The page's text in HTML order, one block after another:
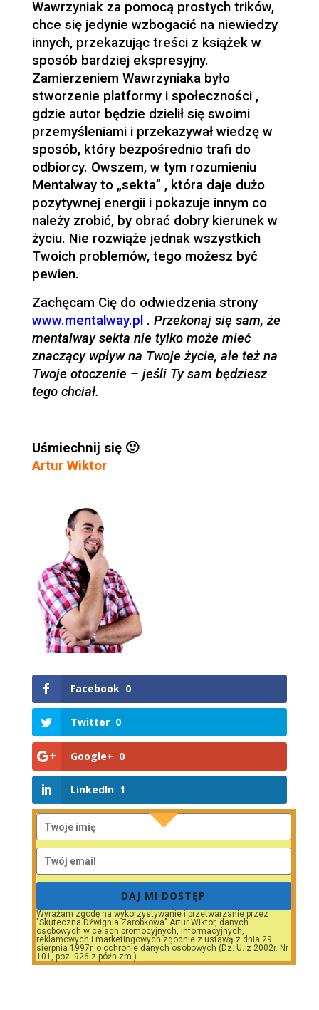
Wawrzyniak za pomocą prostych trików,
chce się jedynie wzbogacić na niewiedzy
innych, przekazując treści z książek w
sposób bardziej ekspresyjny.
Zamierzeniem Wawrzyniaka było
stworzenie platformy i społeczności ,
gdzie autor będzie dzielił się swoimi
przemyśleniami i przekazywał wiedzę w
sposób, który bezpośrednio trafi do
odbiorcy. Owszem, w tym rozumieniu
Mentalway to „sekta” , która daje dużo
pozytywnej energii i pokazuje innym co
należy zrobić, by obrać dobry kierunek w
życiu. Nie rozwiąże jednak wszystkich
Twoich problemów, tego możesz być
pewien.
Zachęcam Cię do odwiedzenia strony
www.mentalway.pl . Przekonaj się sam, że
mentalway sekta nie tylko może mieć
znaczący wpływ na Twoje życie, ale też na
Twoje otoczenie – jeśli Ty sam będziesz
tego chciał.
Uśmiechnij się 🙂
Artur Wiktor
Facebook 0
Twitter 0
Google+ 0
LinkedIn 1
DAJ MI DOSTĘP
Wyrażam zgodę na wykorzystywanie i przetwarzanie przez
"Skuteczna Dźwignia Zarobkowa" Artur Wiktor, danych
osobowych w celach promocyjnych, informacyjnych,
reklamowych i marketingowych zgodnie z ustawą z dnia 29
sierpnia 1997r. o ochronie danych osobowych (Dz. U. z 2002r. Nr
101, poz. 926 z późn.zm.).